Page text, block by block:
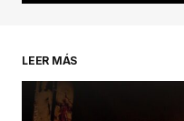
LEER MÁS